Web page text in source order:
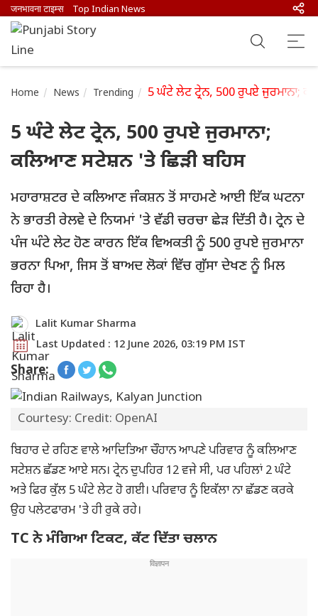
जनभावना टाइम्स Top Indian News
Home News Trending 5 ਘੰਟੇ ਲੇਟ ਟ੍ਰੇਨ, 500 ਰੁਪਏ ਜੁਰਮਾਨਾ;
5 ਘੰਟੇ ਲੇਟ ਟ੍ਰੇਨ, 500 ਰੁਪਏ ਜੁਰਮਾਨਾ;
ਕਲਿਆਣ ਸਟੇਸ਼ਨ 'ਤੇ ਛਿੜੀ ਬਹਿਸ
ਮਹਾਰਾਸ਼ਟਰ ਦੇ ਕਲਿਆਣ ਜੰਕਸ਼ਨ ਤੋਂ ਸਾਹਮਣੇ ਆਈ ਇੱਕ ਘਟਨਾ
ਨੇ ਭਾਰਤੀ ਰੇਲਵੇ ਦੇ ਨਿਯਮਾਂ 'ਤੇ ਵੱਡੀ ਚਰਚਾ ਛੇੜ ਦਿੱਤੀ ਹੈ। ਟ੍ਰੇਨ ਦੇ
ਪੰਜ ਘੰਟੇ ਲੇਟ ਹੋਣ ਕਾਰਨ ਇੱਕ ਵਿਅਕਤੀ ਨੂੰ 500 ਰੁਪਏ ਜੁਰਮਾਨਾ
ਭਰਨਾ ਪਿਆ, ਜਿਸ ਤੋਂ ਬਾਅਦ ਲੋਕਾਂ ਵਿੱਚ ਗੁੱਸਾ ਦੇਖਣ ਨੂੰ ਮਿਲ
ਰਿਹਾ ਹੈ।
Lalit Kumar Sharma
Last Updated : 12 June 2026, 03:19 PM IST
Share:
Courtesy: Credit: OpenAI
ਬਿਹਾਰ ਦੇ ਰਹਿਣ ਵਾਲੇ ਆਦਿਤਿਆ ਚੌਹਾਨ ਆਪਣੇ ਪਰਿਵਾਰ ਨੂੰ ਕਲਿਆਣ
ਸਟੇਸ਼ਨ ਛੱਡਣ ਆਏ ਸਨ। ਟ੍ਰੇਨ ਦੁਪਹਿਰ 12 ਵਜੇ ਸੀ, ਪਰ ਪਹਿਲਾਂ 2 ਘੰਟੇ
ਅਤੇ ਫਿਰ ਕੁੱਲ 5 ਘੰਟੇ ਲੇਟ ਹੋ ਗਈ। ਪਰਿਵਾਰ ਨੂੰ ਇਕੱਲਾ ਨਾ ਛੱਡਣ ਕਰਕੇ
ਉਹ ਪਲੇਟਫਾਰਮ 'ਤੇ ਹੀ ਰੁਕੇ ਰਹੇ।
TC ਨੇ ਮੰਗਿਆ ਟਿਕਟ, ਕੱਟ ਦਿੱਤਾ ਚਲਾਨ